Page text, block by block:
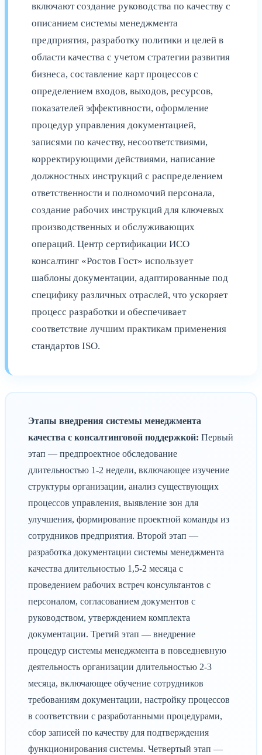
включают создание руководства по качеству с
описанием системы менеджмента
предприятия, разработку политики и целей в
области качества с учетом стратегии развития
бизнеса, составление карт процессов с
определением входов, выходов, ресурсов,
показателей эффективности, оформление
процедур управления документацией,
записями по качеству, несоответствиями,
корректирующими действиями, написание
должностных инструкций с распределением
ответственности и полномочий персонала,
создание рабочих инструкций для ключевых
производственных и обслуживающих
операций. Центр сертификации ИСО
консалтинг «Ростов Гост» использует
шаблоны документации, адаптированные под
специфику различных отраслей, что ускоряет
процесс разработки и обеспечивает
соответствие лучшим практикам применения
стандартов ISO.
Этапы внедрения системы менеджмента
качества с консалтинговой поддержкой: Первый
этап — предпроектное обследование
длительностью 1-2 недели, включающее изучение
структуры организации, анализ существующих
процессов управления, выявление зон для
улучшения, формирование проектной команды из
сотрудников предприятия. Второй этап —
разработка документации системы менеджмента
качества длительностью 1,5-2 месяца с
проведением рабочих встреч консультантов с
персоналом, согласованием документов с
руководством, утверждением комплекта
документации. Третий этап — внедрение
процедур системы менеджмента в повседневную
деятельность организации длительностью 2-3
месяца, включающее обучение сотрудников
требованиям документации, настройку процессов
в соответствии с разработанными процедурами,
сбор записей по качеству для подтверждения
функционирования системы. Четвертый этап —